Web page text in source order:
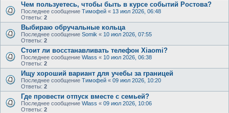
Чем пользуетесь, чтобы быть в курсе событий Ростова?
Последнее сообщение Тимофей « 13 июл 2026, 06:48
Ответы: 2
Выбираю обручальные кольца
Последнее сообщение Somik « 10 июл 2026, 07:55
Ответы: 2
Стоит ли восстанавливать телефон Xiaomi?
Последнее сообщение Wlass « 10 июл 2026, 06:38
Ответы: 2
Ищу хороший вариант для учебы за границей
Последнее сообщение Тимофей « 09 июл 2026, 10:20
Ответы: 2
Где провести отпуск вместе с семьей?
Последнее сообщение Wlass « 09 июл 2026, 10:06
Ответы: 2